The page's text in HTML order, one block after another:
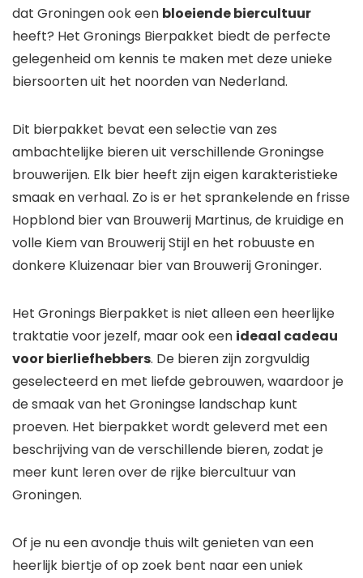
dat Groningen ook een bloeiende biercultuur
heeft? Het Gronings Bierpakket biedt de perfecte
gelegenheid om kennis te maken met deze unieke
biersoorten uit het noorden van Nederland.
Dit bierpakket bevat een selectie van zes
ambachtelijke bieren uit verschillende Groningse
brouwerijen. Elk bier heeft zijn eigen karakteristieke
smaak en verhaal. Zo is er het sprankelende en frisse
Hopblond bier van Brouwerij Martinus, de kruidige en
volle Kiem van Brouwerij Stijl en het robuuste en
donkere Kluizenaar bier van Brouwerij Groninger.
Het Gronings Bierpakket is niet alleen een heerlijke
traktatie voor jezelf, maar ook een ideaal cadeau
voor bierliefhebbers. De bieren zijn zorgvuldig
geselecteerd en met liefde gebrouwen, waardoor je
de smaak van het Groningse landschap kunt
proeven. Het bierpakket wordt geleverd met een
beschrijving van de verschillende bieren, zodat je
meer kunt leren over de rijke biercultuur van
Groningen.
Of je nu een avondje thuis wilt genieten van een
heerlijk biertje of op zoek bent naar een uniek